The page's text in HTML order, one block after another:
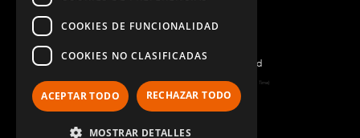
©2022 FlexQube – All rights reserved
Page generated: Sat Aug 08 2026 04:38:37 GMT+0000 (Coordinated Universal Time)
Política y Términos
COOKIES DE FUNCIONALIDAD
COOKIES NO CLASIFICADAS
ACEPTAR TODO RECHAZAR TODO
MOSTRAR DETALLES